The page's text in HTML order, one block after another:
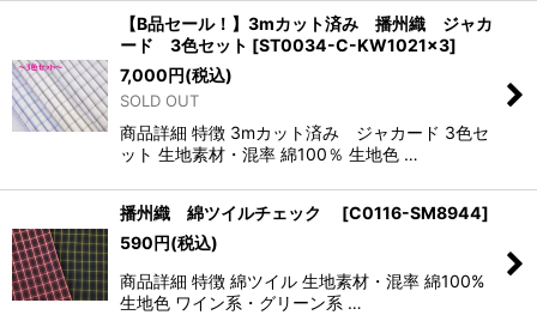
【B品セール！】3mカット済み 播州織 ジャカ
ード 3色セット [ST0034-C-KW1021×3]
7,000円(税込)
SOLD OUT
商品詳細 特徴 3mカット済み ジャカード 3色セ
ット 生地素材・混率 綿100％ 生地色 …
播州織 綿ツイルチェック [C0116-SM8944]
590円(税込)
商品詳細 特徴 綿ツイル 生地素材・混率 綿100%
生地色 ワイン系・グリーン系 …